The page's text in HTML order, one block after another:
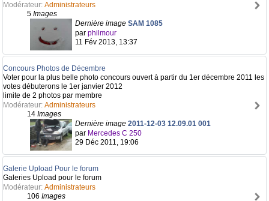
Modérateur: Administrateurs
5 Images
Dernière image SAM 1085
par philmour
11 Fév 2013, 13:37
Concours Photos de Décembre
Voter pour la plus belle photo concours ouvert à partir du 1er décembre 2011 les
votes débuterons le 1er janvier 2012
limite de 2 photos par membre
Modérateur: Administrateurs
14 Images
Dernière image 2011-12-03 12.09.01 001
par Mercedes C 250
29 Déc 2011, 19:06
Galerie Upload Pour le forum
Galeries Upload pour le forum
Modérateur: Administrateurs
106 Images